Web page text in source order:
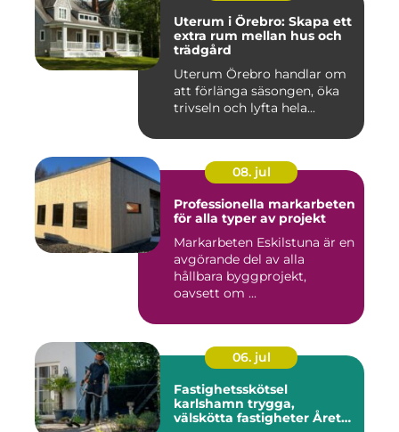
Uterum i Örebro: Skapa ett
extra rum mellan hus och
trädgård
Uterum Örebro handlar om
att förlänga säsongen, öka
trivseln och lyfta hela...
08. jul
Professionella markarbeten
för alla typer av projekt
Markarbeten Eskilstuna är en
avgörande del av alla
hållbara byggprojekt,
oavsett om ...
06. jul
Fastighetsskötsel
karlshamn trygga,
välskötta fastigheter Året